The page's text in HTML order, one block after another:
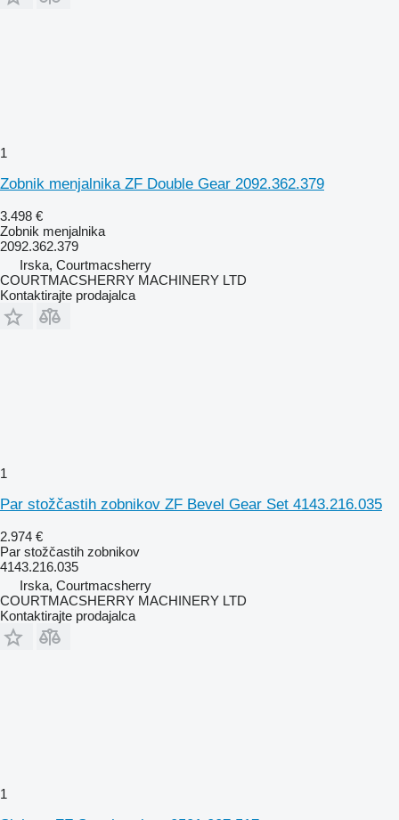
1
Zobnik menjalnika ZF Double Gear 2092.362.379
3.498 €
Zobnik menjalnika
2092.362.379
Irska, Courtmacsherry
COURTMACSHERRY MACHINERY LTD
Kontaktirajte prodajalca
1
Par stožčastih zobnikov ZF Bevel Gear Set 4143.216.035
2.974 €
Par stožčastih zobnikov
4143.216.035
Irska, Courtmacsherry
COURTMACSHERRY MACHINERY LTD
Kontaktirajte prodajalca
1